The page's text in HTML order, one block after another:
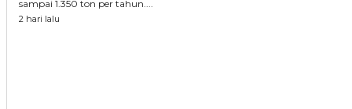
sampai 1.350 ton per tahun....
2 hari lalu